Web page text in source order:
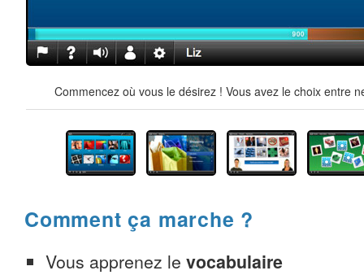
Commencez où vous le désirez ! Vous avez le choix entre
Comment ça marche ?
Vous apprenez le vocabulaire